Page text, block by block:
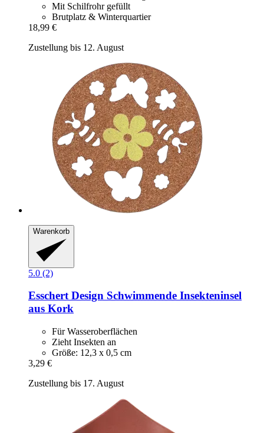
Mit Schilfrohr gefüllt
Brutplatz & Winterquartier
18,99 €
Zustellung bis 12. August
Warenkorb
5.0 (2)
Esschert Design Schwimmende Insekteninsel
aus Kork
Für Wasseroberflächen
Zieht Insekten an
Größe: 12,3 x 0,5 cm
3,29 €
Zustellung bis 17. August